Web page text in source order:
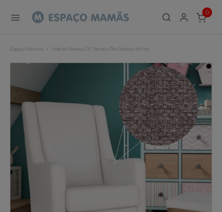
0
ITEMS
Espaço Mamãs Sofá de Baloiço DC Nordic Pés Baloiço White